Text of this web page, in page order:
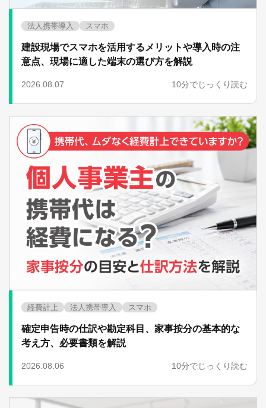
法人携帯導入 スマホ
建設現場でスマホを活用するメリットや導入時の注
意点、現場に適した端末の選び方を解説
2026.08.07 10分でじっくり読む
経費計上 法人携帯導入 スマホ
確定申告時の仕訳や勘定科目、家事按分の基本的な
考え方、必要書類を解説
2026.08.06 10分でじっくり読む